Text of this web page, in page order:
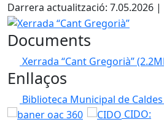
Darrera actualització: 7.05.2026 |
Xerrada “Cant Gregorià”
Documents
Xerrada “Cant Gregorià”
Enllaços
Biblioteca Municipal de
CIDO: